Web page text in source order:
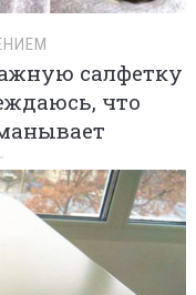
салфетку
что